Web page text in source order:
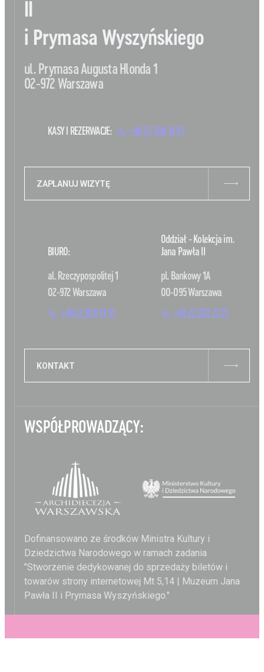
i Prymasa Wyszyńskiego
ul. Prymasa Augusta Hlonda 1
02-972 Warszawa
KASY I REZERWACJE: +48 22 308 14 91
ZAPLANUJ WIZYTĘ
BIURO:
al. Rzeczypospolitej 1
02-972 Warszawa
+48 22 308 14 91
Oddział - Kolekcja im.
Jana Pawła II
pl. Bankowy 1A
00-095 Warszawa
+48 22 620 27 25
KONTAKT
WSPÓŁPROWADZĄCY:
Dofinansowano ze środków Ministra Kultury i
Dziedzictwa Narodowego w ramach zadania
"Stworzenie dedykowanej do sprzedaży biletów i
towarów strony internetowej Mt 5,14 | Muzeum Jana
Pawła II i Prymasa Wyszyńskiego."